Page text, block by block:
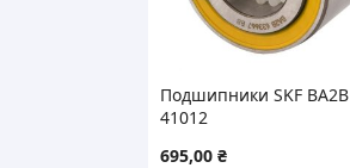
Подшипники SKF BA2B
41012
695,00 ₴